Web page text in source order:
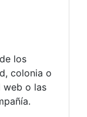
los
colonia o
o las